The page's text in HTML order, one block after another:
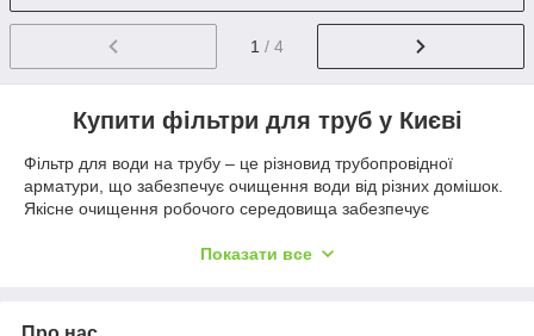
1 / 4
Купити фільтри для труб у Києві
Фільтр для води на трубу – це різновид трубопровідної
арматури, що забезпечує очищення води від різних домішок.
Якісне очищення робочого середовища забезпечує
регулюючої арматури всередині трубопровідної системи.
обладнання подібного типу:
Показати все